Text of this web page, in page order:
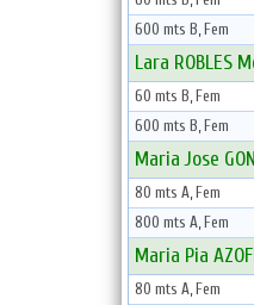
600 mts B, Fem
Lara ROBLES
60 mts B, Fem
600 mts B, Fem
Maria Jose
80 mts A, Fem
800 mts A, Fem
Maria Pia
80 mts A, Fem